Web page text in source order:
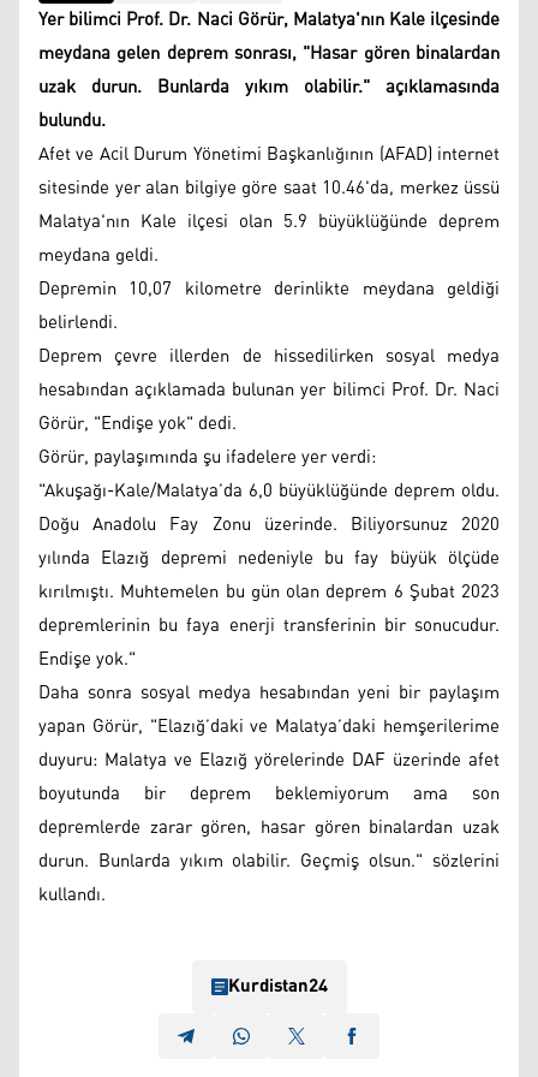
Yer bilimci Prof. Dr. Naci Görür, Malatya'nın Kale ilçesinde
meydana gelen deprem sonrası, "Hasar gören binalardan
uzak durun. Bunlarda yıkım olabilir." açıklamasında
bulundu.
Afet ve Acil Durum Yönetimi Başkanlığının (AFAD) internet
sitesinde yer alan bilgiye göre saat 10.46'da, merkez üssü
Malatya'nın Kale ilçesi olan 5.9 büyüklüğünde deprem
meydana geldi.
Depremin 10,07 kilometre derinlikte meydana geldiği
belirlendi.
Deprem çevre illerden de hissedilirken sosyal medya
hesabından açıklamada bulunan yer bilimci Prof. Dr. Naci
Görür, "Endişe yok" dedi.
Görür, paylaşımında şu ifadelere yer verdi:
"Akuşağı-Kale/Malatya’da 6,0 büyüklüğünde deprem oldu.
Doğu Anadolu Fay Zonu üzerinde. Biliyorsunuz 2020
yılında Elazığ depremi nedeniyle bu fay büyük ölçüde
kırılmıştı. Muhtemelen bu gün olan deprem 6 Şubat 2023
depremlerinin bu faya enerji transferinin bir sonucudur.
Endişe yok."
Daha sonra sosyal medya hesabından yeni bir paylaşım
yapan Görür, "Elazığ’daki ve Malatya’daki hemşerilerime
duyuru: Malatya ve Elazığ yörelerinde DAF üzerinde afet
boyutunda bir deprem beklemiyorum ama son
depremlerde zarar gören, hasar gören binalardan uzak
durun. Bunlarda yıkım olabilir. Geçmiş olsun." sözlerini
kullandı.
Kurdistan24